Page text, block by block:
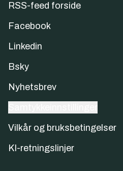
RSS-feed forside
Facebook
Linkedin
Bsky
Nyhetsbrev
Vilkår og bruksbetingelser
KI-retningslinjer